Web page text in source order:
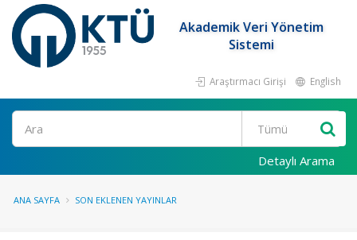
Akademik Veri Yönetim
Sistemi
Araştırmacı Girişi English
Ara
Detaylı Arama
ANA SAYFA SON EKLENEN YAYINLAR